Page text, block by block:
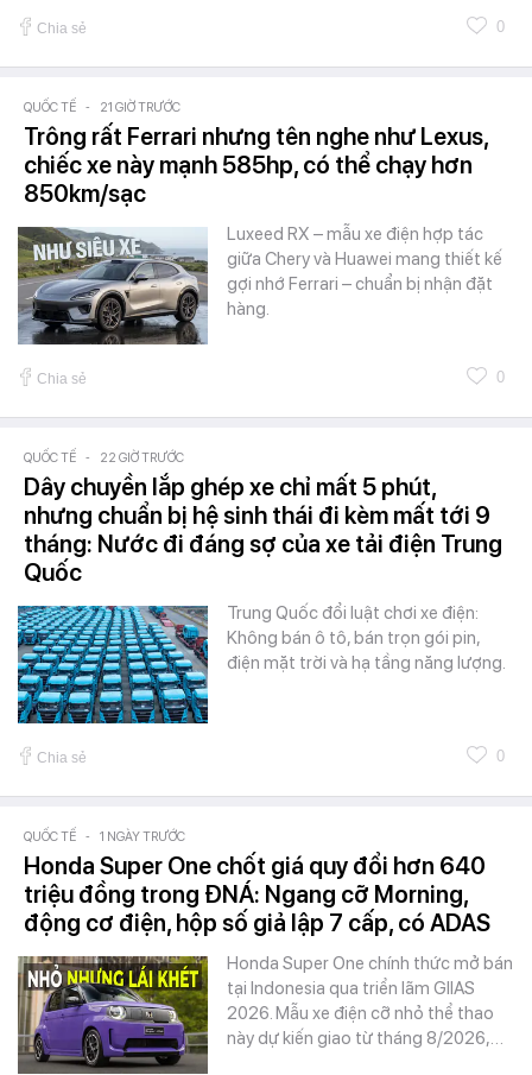
Chia sẻ 0
QUỐC TẾ - 21 GIỜ TRƯỚC
Trông rất Ferrari nhưng tên nghe như Lexus,
chiếc xe này mạnh 585hp, có thể chạy hơn
850km/sạc
Luxeed RX – mẫu xe điện hợp tác
giữa Chery và Huawei mang thiết kế
gợi nhớ Ferrari – chuẩn bị nhận đặt
hàng.
Chia sẻ 0
QUỐC TẾ - 22 GIỜ TRƯỚC
Dây chuyền lắp ghép xe chỉ mất 5 phút,
nhưng chuẩn bị hệ sinh thái đi kèm mất tới 9
tháng: Nước đi đáng sợ của xe tải điện Trung
Quốc
Trung Quốc đổi luật chơi xe điện:
Không bán ô tô, bán trọn gói pin,
điện mặt trời và hạ tầng năng lượng.
Chia sẻ 0
QUỐC TẾ - 1 NGÀY TRƯỚC
Honda Super One chốt giá quy đổi hơn 640
triệu đồng trong ĐNÁ: Ngang cỡ Morning,
động cơ điện, hộp số giả lập 7 cấp, có ADAS
Honda Super One chính thức mở bán
tại Indonesia qua triển lãm GIIAS
2026. Mẫu xe điện cỡ nhỏ thể thao
này dự kiến giao từ tháng 8/2026,…